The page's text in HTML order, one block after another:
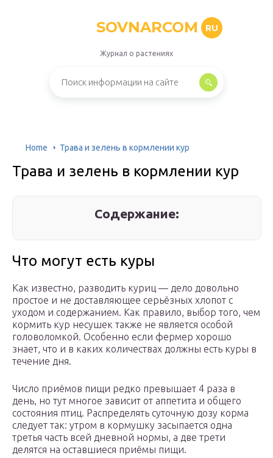
SOVNARCOM RU
Журнал о растениях
Home Трава и зелень в кормлении кур
Трава и зелень в кормлении кур
Содержание:
Что могут есть куры
Как известно, разводить куриц — дело довольно
простое и не доставляющее серьёзных хлопот с
уходом и содержанием. Как правило, выбор того, чем
кормить кур несушек также не является особой
головоломкой. Особенно если фермер хорошо
знает, что и в каких количествах должны есть куры в
течение дня.
Число приёмов пищи редко превышает 4 раза в
день, но тут многое зависит от аппетита и общего
состояния птиц. Распределять суточную дозу корма
следует так: утром в кормушку засыпается одна
третья часть всей дневной нормы, а две трети
делятся на оставшиеся приёмы пищи.